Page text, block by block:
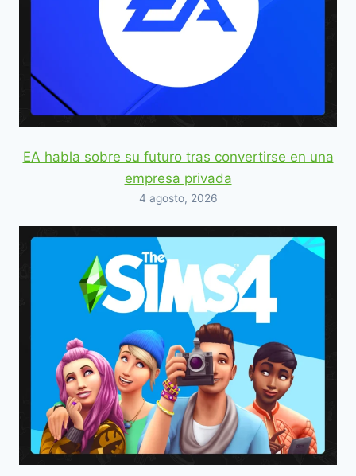
EA habla sobre su futuro tras convertirse en una
empresa privada
4 agosto, 2026